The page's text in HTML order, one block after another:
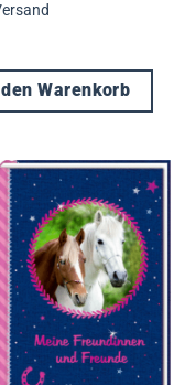
den Warenkorb